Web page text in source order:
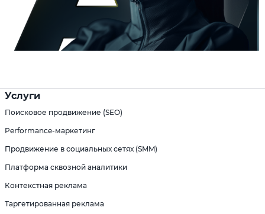
Услуги
Поисковое продвижение (SEO)
Performance-маркетинг
Продвижение в социальных сетях (SMM)
Платформа сквозной аналитики
Контекстная реклама
Таргетированная реклама